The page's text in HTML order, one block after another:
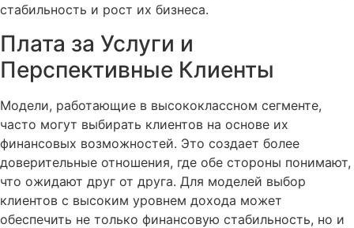
стабильность и рост их бизнеса.
Плата за Услуги и
Перспективные Клиенты
Модели, работающие в высококлассном сегменте,
часто могут выбирать клиентов на основе их
финансовых возможностей. Это создает более
доверительные отношения, где обе стороны понимают,
что ожидают друг от друга. Для моделей выбор
клиентов с высоким уровнем дохода может
обеспечить не только финансовую стабильность, но и